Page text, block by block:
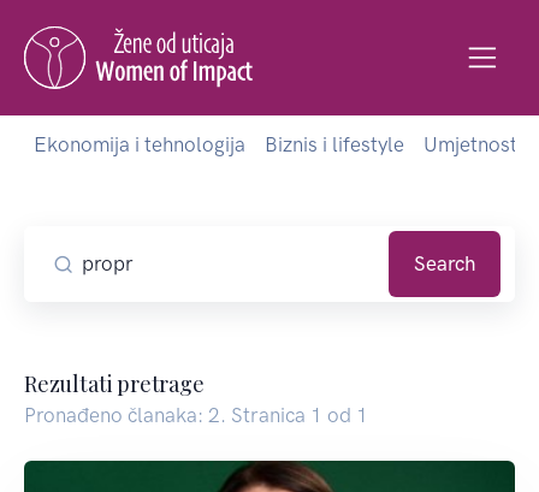
Ekonomija i tehnologija Biznis i lifestyle Umjetnost i
Search
Rezultati pretrage
Pronađeno članaka: 2. Stranica 1 od 1